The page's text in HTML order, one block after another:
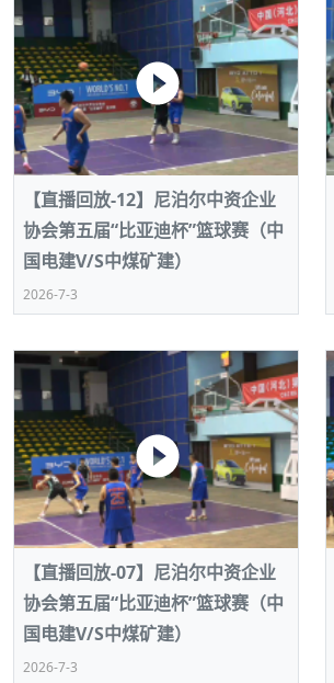
【直播回放-12】尼泊尔中资企业
协会第五届“比亚迪杯”篮球赛（中
国电建V/S中煤矿建）
2026-7-3
【直播回放-07】尼泊尔中资企业
协会第五届“比亚迪杯”篮球赛（中
国电建V/S中煤矿建）
2026-7-3